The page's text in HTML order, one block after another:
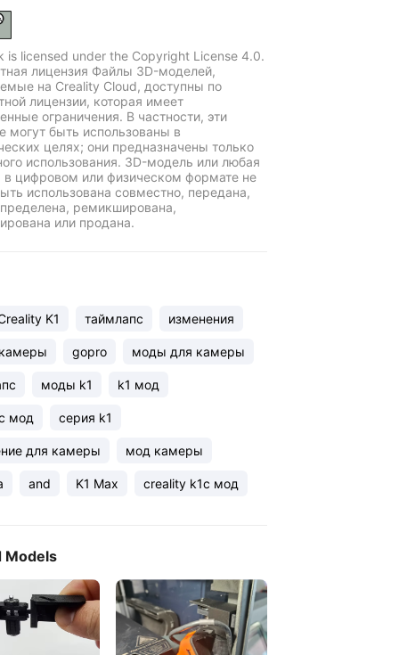
is licensed under the Copyright License 4.0.
лицензия Файлы 3D-моделей,
на Creality Cloud, доступны по
лицензии, которая имеет
ограничения. В частности, эти
могут быть использованы в
целях; они предназначены только
использования. 3D-модель или любая
в цифровом или физическом формате не
использована совместно, передана,
ремикширована,
или продана.
K1 таймлапс изменения
gopro моды для камеры
моды k1 k1 мод
мод серия k1
для камеры мод камеры
and K1 Max creality k1c мод
Models